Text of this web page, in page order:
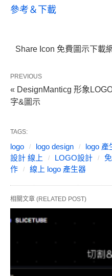
參考＆下載
Share Icon 免費圖示下載
PREVIOUS
« DesignManticg 形象
字&圖示
TAGS:
logo logo design logo 產
設計 線上
LOGO設計
作
線上 logo 產生器
相關文章 (RELATED POST)